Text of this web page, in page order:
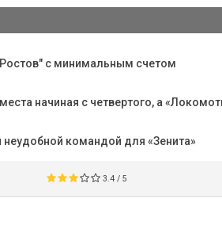
с минимальным счетом
начиная с четвертого, а
командой для «Зенита»
3.4 / 5